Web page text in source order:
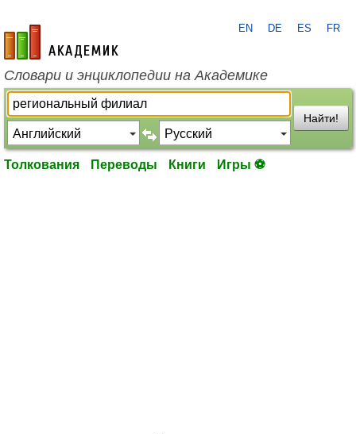
academic.ru
EN DE ES FR
Словари и энциклопедии на Академике
Найти!
Толкования Переводы Книги Игры ⚽